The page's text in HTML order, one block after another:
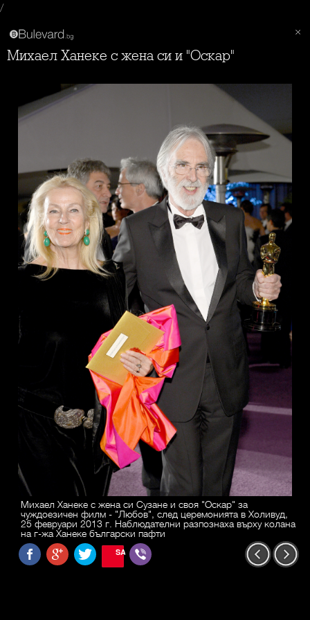
/
Михаел Ханеке с жена си и "Оскар"
Михаел Ханеке с жена си Сузане и своя "Оскар" за
чуждоезичен филм - "Любов", след церемонията в Холивуд,
25 февруари 2013 г. Наблюдателни разпознаха върху колана
на г-жа Ханеке български пафти
SAVE